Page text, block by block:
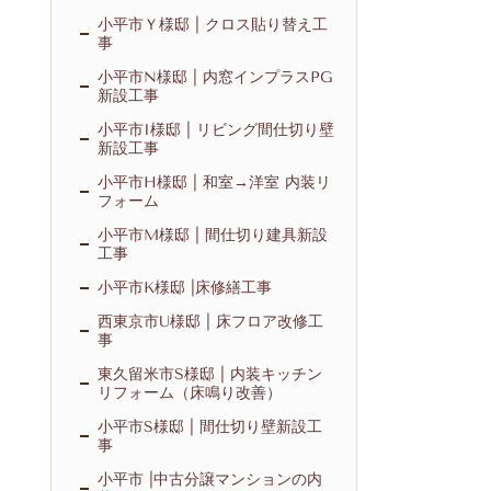
小平市Ｙ様邸 | クロス貼り替え工
事
小平市N様邸 | 内窓インプラスPG
新設工事
小平市I様邸 | リビング間仕切り壁
新設工事
小平市H様邸 | 和室→洋室 内装リ
フォーム
小平市M様邸 | 間仕切り建具新設
工事
小平市K様邸 |床修繕工事
西東京市U様邸 | 床フロア改修工
事
東久留米市S様邸 | 内装キッチン
リフォーム（床鳴り改善）
小平市S様邸 | 間仕切り壁新設工
事
小平市 |中古分譲マンションの内